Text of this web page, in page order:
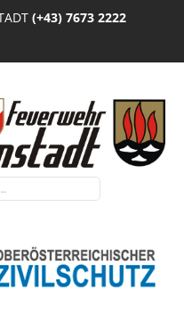
(+43) 7673 2222